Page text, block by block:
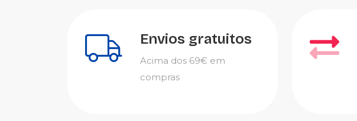
Envios gratuitos
Acima dos 69€ em
compras